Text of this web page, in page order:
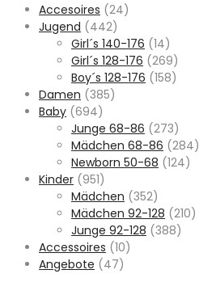
Accesoires (24)
Jugend (442)
Girl´s 140-176 (14)
Girl´s 128-176 (269)
Boy´s 128-176 (158)
Damen (385)
Baby (694)
Junge 68-86 (273)
Mädchen 68-86 (284)
Newborn 50-68 (124)
Kinder (951)
Mädchen (352)
Mädchen 92-128 (210)
Junge 92-128 (388)
Accessoires (10)
Angebote (47)